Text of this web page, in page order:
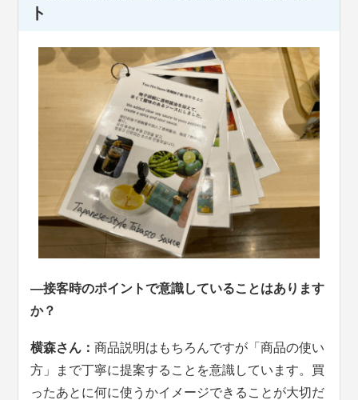
ト
—接客時のポイントで意識していることはあります
か？
横森さん：商品説明はもちろんですが「商品の使い
方」まで丁寧に提案することを意識しています。買
ったあとに何に使うかイメージできることが大切だ